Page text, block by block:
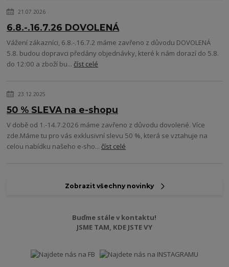
21.07.2026
6.8.-.16.7.26 DOVOLENÁ
Vážení zákazníci, 6.8.-.16.7.2 máme zavřeno z důvodu DOVOLENÁ
5.8. budou dopravci předány objednávky, které k nám dorazí do 5.8.
do 12:00 a zboží bu...číst celé
23.12.2025
50 % SLEVA na e-shopu
V době od 1.-14.7.2026 máme zavřeno z důvodu dovolené. Více
zde.Máme tu pro vás exklusivní slevu 50 %, která se vztahuje na
celou nabídku našeho e-sho...číst celé
Zobrazit všechny novinky
Buďme stále v kontaktu!
JSME TAM, KDE JSTE VY